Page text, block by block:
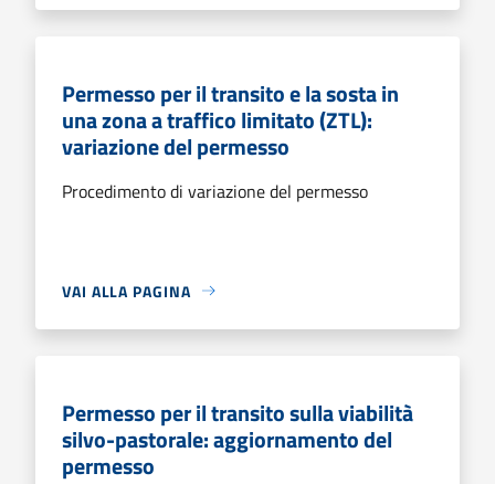
Permesso per il transito e la sosta in
una zona a traffico limitato (ZTL):
variazione del permesso
Procedimento di variazione del permesso
VAI ALLA PAGINA
Permesso per il transito sulla viabilità
silvo-pastorale: aggiornamento del
permesso